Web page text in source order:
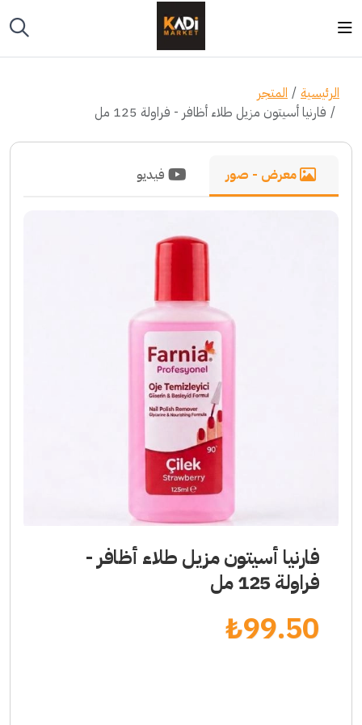
الرئيسية
المتجر
فارنيا أسيتون مزيل طلاء أظافر - فراولة 125 مل
معرض - صور فيديو
فارنيا أسيتون مزيل طلاء أظافر -
فراولة 125 مل
99.50
₺